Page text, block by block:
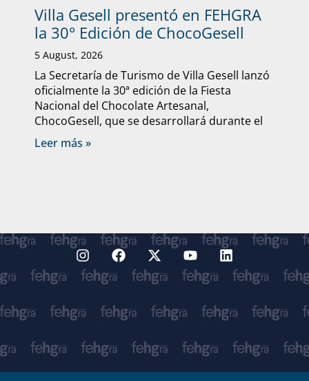
Villa Gesell presentó en FEHGRA
la 30° Edición de ChocoGesell
5 August, 2026
La Secretaría de Turismo de Villa Gesell lanzó
oficialmente la 30ª edición de la Fiesta
Nacional del Chocolate Artesanal,
ChocoGesell, que se desarrollará durante el
Leer más »